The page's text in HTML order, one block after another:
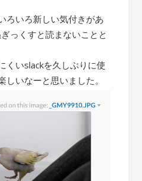
ろいろ新しい気付きがあ
っくすと読まないことと
くいslackを久しぶりに使
しいなーと思いました。